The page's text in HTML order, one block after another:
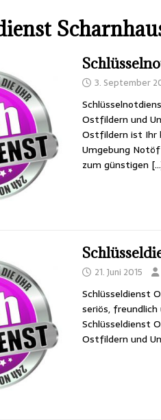
3. September
Ostfildern und
Ostfildern ist Ihr
Umgebung
zum günstigen
21. Juni 2015
Schlüsseldienst
seriös,
Schlüsseldienst
Ostfildern und